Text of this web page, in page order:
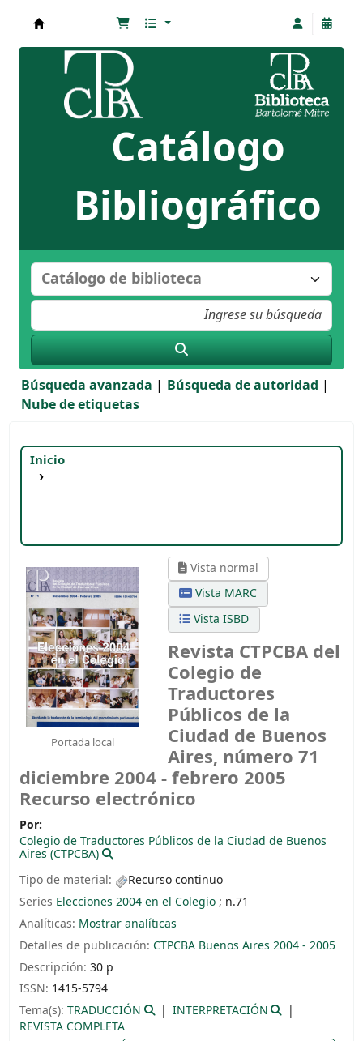
Biblioteca Bartolomé Mitre
Catálogo
Bibliográfico
Búsqueda avanzada
Búsqueda de autoridad
Nube de etiquetas
Inicio
Portada local
Vista normal
Vista MARC
Vista ISBD
Revista CTPCBA del
Colegio de
Traductores
Públicos de la
Ciudad de Buenos
Aires, número 71
diciembre 2004 - febrero 2005
Recurso electrónico
Por:
Colegio de Traductores Públicos de la Ciudad de Buenos
Aires (CTPCBA)
Tipo de material:
Recurso continuo
Series Elecciones 2004 en el Colegio; n.71
Analíticas: Mostrar analíticas
Detalles de publicación:CTPCBA Buenos Aires 2004 - 2005
Descripción:30 p
ISSN: 1415-5794
Tema(s):TRADUCCIÓN
INTERPRETACIÓN
REVISTA COMPLETA